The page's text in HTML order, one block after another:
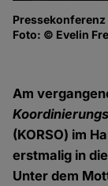
Pressekonferenz
Foto: © Evelin
Am
(KORSO) im
erstmalig in
Unter dem